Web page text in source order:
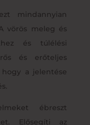
mindannyian
vörös meleg és
és túlélési
és erőteljes
a jelentése
ébreszt
Elősegíti az